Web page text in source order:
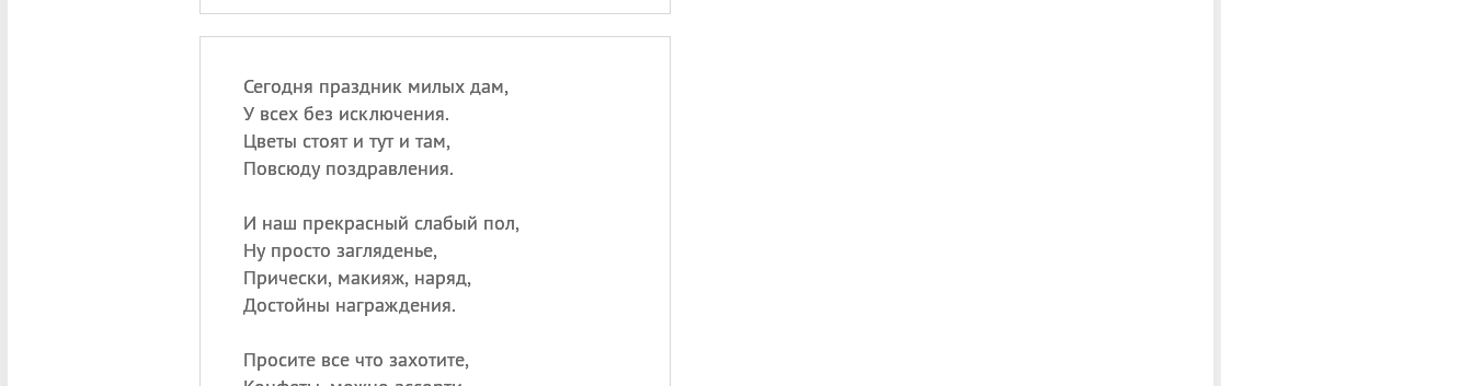
Сегодня праздник милых дам,
У всех без исключения.
Цветы стоят и тут и там,
Повсюду поздравления.
И наш прекрасный слабый пол,
Ну просто загляденье,
Прически, макияж, наряд,
Достойны награждения.
Просите все что захотите,